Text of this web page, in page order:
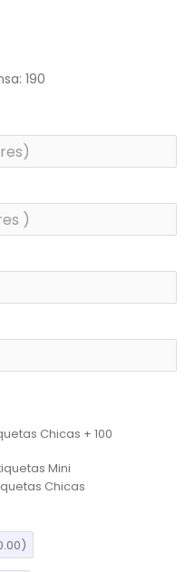
190
Chicas + 100
Mini
Chicas